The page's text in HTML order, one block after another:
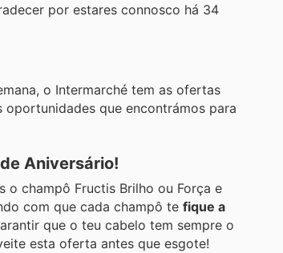
por estares connosco há 34
o Intermarché tem as ofertas
que encontrámos para
Aniversário!
o champô Fructis Brilho ou Força e
com que cada champô te fique a
que o teu cabelo tem sempre o
esta oferta antes que esgote!